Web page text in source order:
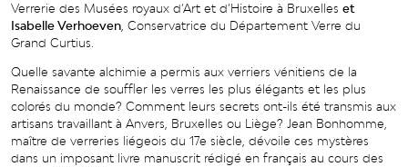
Verrerie des Musées royaux d’Art et d’Histoire à Bruxelles et
Isabelle Verhoeven, Conservatrice du Département Verre du
Grand Curtius.
Quelle savante alchimie a permis aux verriers vénitiens de la
Renaissance de souffler les verres les plus élégants et les plus
colorés du monde? Comment leurs secrets ont-ils été transmis aux
artisans travaillant à Anvers, Bruxelles ou Liège? Jean Bonhomme,
maître de verreries liégeois du 17e siècle, dévoile ces mystères
dans un imposant livre manuscrit rédigé en français au cours des